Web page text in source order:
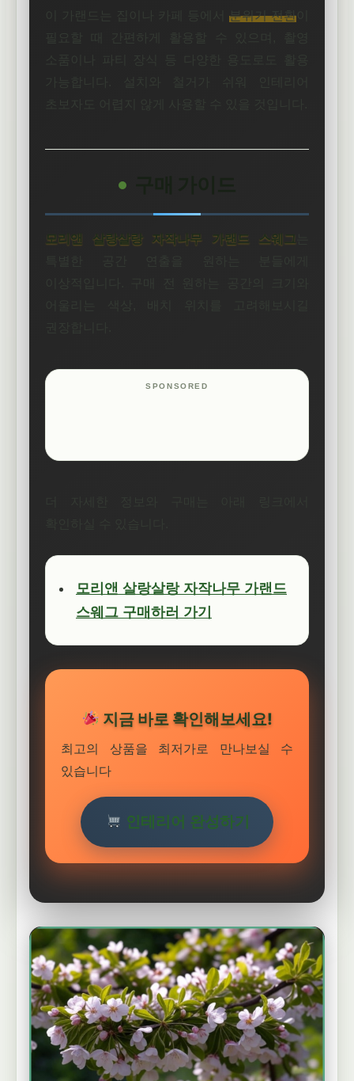
분위기 전환
모리앤 살랑살랑 자작나무 가랜드 스웨그
모리앤 살랑살랑 자작나무 가랜드
스웨그 구매하러 가기
지금 바로 확인해보세요!
최고의 상품을 최저가로 만나보실 수
있습니다
인테리어 완성하기